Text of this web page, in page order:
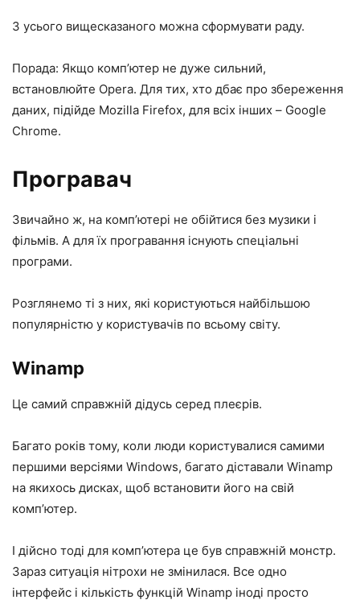
З усього вищесказаного можна сформувати раду.
Порада: Якщо комп’ютер не дуже сильний,
встановлюйте Opera. Для тих, хто дбає про збереження
даних, підійде Mozilla Firefox, для всіх інших – Google
Chrome.
Програвач
Звичайно ж, на комп’ютері не обійтися без музики і
фільмів. А для їх програвання існують спеціальні
програми.
Розглянемо ті з них, які користуються найбільшою
популярністю у користувачів по всьому світу.
Winamp
Це самий справжній дідусь серед плеєрів.
Багато років тому, коли люди користувалися самими
першими версіями Windows, багато діставали Winamp
на якихось дисках, щоб встановити його на свій
комп’ютер.
І дійсно тоді для комп’ютера це був справжній монстр.
Зараз ситуація нітрохи не змінилася. Все одно
інтерфейс і кількість функцій Winamp іноді просто